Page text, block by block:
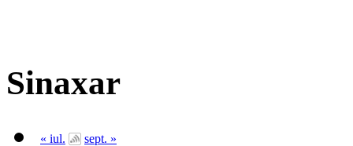
Sinaxar
« iul.
sept. »